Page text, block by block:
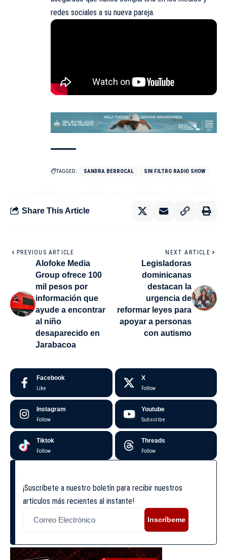
redes sociales a su nueva pareja.
TAGGED: SANDRA BERROCAL SIN FILTRO RADIO SHOW
Share This Article
PREVIOUS ARTICLE
Alofoke Media
Group ofrece 100
mil pesos por
información que
ayude a encontrar
al niño
desaparecido en
Jarabacoa
NEXT ARTICLE
Legisladoras
dominicanas
destacan la
urgencia de
reformar leyes para
apoyar a personas
con autismo
Facebook
Like
X
Follow
Instagram
Follow
Youtube
Subscribe
Tiktok
Follow
Threads
Follow
¡Suscríbete a nuestro boletín para recibir nuestros
artículos más recientes al instante!
Inscríbeme